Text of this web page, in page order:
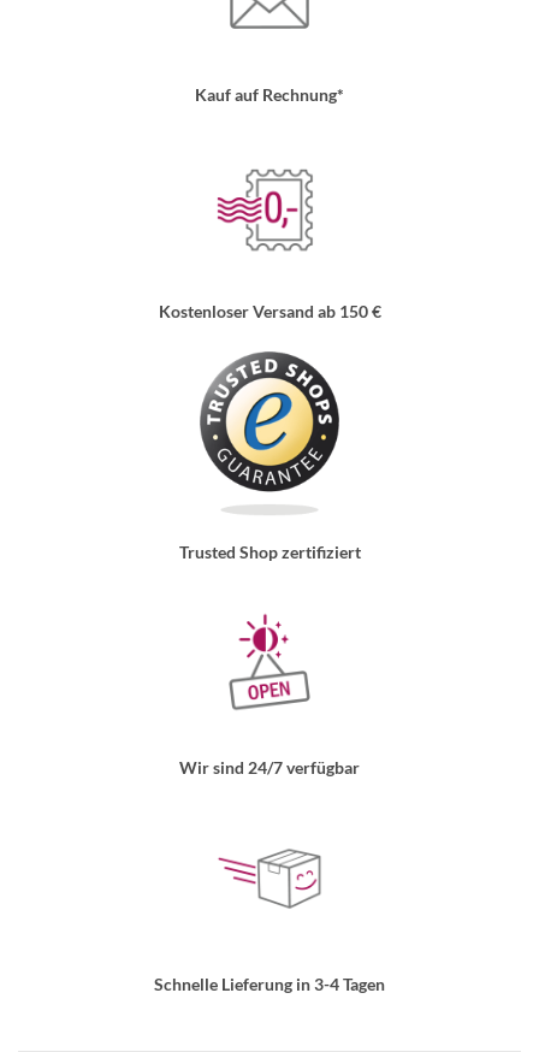
Kauf auf Rechnung*
Kostenloser Versand ab 150 €
Trusted Shop zertifiziert
Wir sind 24/7 verfügbar
Schnelle Lieferung in 3-4 Tagen